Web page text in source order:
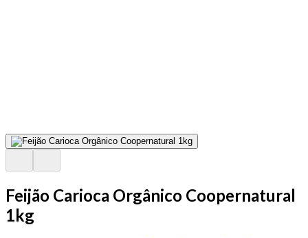
Feijão Carioca Orgânico Coopernatural
1kg